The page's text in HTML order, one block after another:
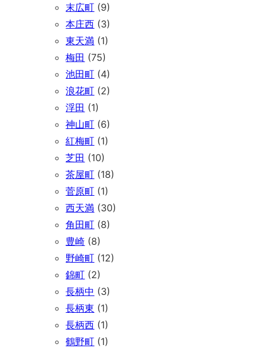
末広町 (9)
本庄西 (3)
東天満 (1)
梅田 (75)
池田町 (4)
浪花町 (2)
浮田 (1)
神山町 (6)
紅梅町 (1)
芝田 (10)
茶屋町 (18)
菅原町 (1)
西天満 (30)
角田町 (8)
豊崎 (8)
野崎町 (12)
錦町 (2)
長柄中 (3)
長柄東 (1)
長柄西 (1)
鶴野町 (1)